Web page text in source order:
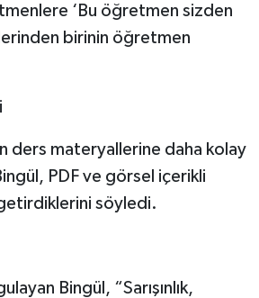
‘Bu öğretmen sizden
birinin öğretmen
ders materyallerine daha kolay
PDF ve görsel içerikli
söyledi.
Bingül, “Sarışınlık,